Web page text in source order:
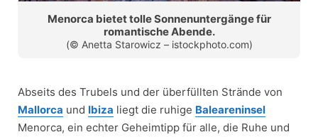
Menorca bietet tolle Sonnenuntergänge für
romantische Abende.
(© Anetta Starowicz – istockphoto.com)
Abseits des Trubels und der überfüllten Strände von
Mallorca und Ibiza liegt die ruhige Baleareninsel
Menorca, ein echter Geheimtipp für alle, die Ruhe und